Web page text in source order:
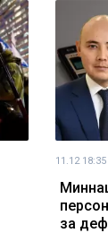
11.12 18:35
за